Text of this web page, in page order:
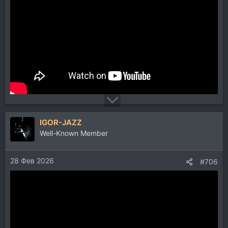
IGOR-JAZZ
Well-Known Member
28 Фев 2026 #706